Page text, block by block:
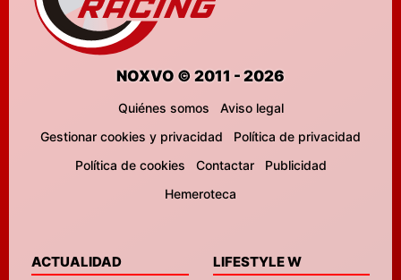
NOXVO © 2011 - 2026
Quiénes somos
Aviso legal
Gestionar cookies y privacidad
Política de privacidad
Política de cookies
Contactar
Publicidad
Hemeroteca
ACTUALIDAD
LIFESTYLE W